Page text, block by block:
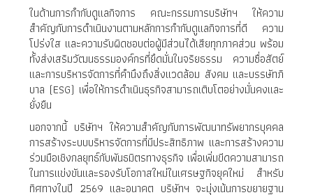
ในด้านการกำกับดูแลกิจการ คณะกรรมการบริษัทฯ ให้ความ
สำคัญกับการดำเนินงานตามหลักการกำกับดูแลกิจการที่ดี ความ
โปร่งใส และความรับผิดชอบต่อผู้มีส่วนได้เสียทุกภาคส่วน พร้อม
ทั้งส่งเสริมวัฒนธรรมองค์กรที่ยึดมั่นในจริยธรรม ความซื่อสัตย์
และการบริหารจัดการที่คำนึงถึงสิ่งแวดล้อม สังคม และบรรษัทภิ
บาล (ESG) เพื่อให้การดำเนินธุรกิจสามารถเติบโตอย่างมั่นคงและ
ยั่งยืน
นอกจากนี้ บริษัทฯ ให้ความสำคัญกับการพัฒนาทรัพยากรบุคคล
การสร้างระบบบริหารจัดการที่มีประสิทธิภาพ และการสร้างความ
ร่วมมือเชิงกลยุทธ์กับพันธมิตรทางธุรกิจ เพื่อเพิ่มขีดความสามารถ
ในการแข่งขันและรองรับโอกาสใหม่ในเศรษฐกิจยุคใหม่ สำหรับ
ทิศทางในปี 2569 และอนาคต บริษัทฯ จะมุ่งเน้นการขยายฐาน